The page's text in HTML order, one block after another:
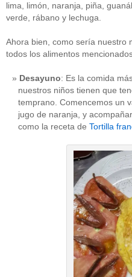
lima, limón, naranja, piña,
verde, rábano y lechuga.
Ahora bien, como sería nuestro
todos los alimentos
Desayuno: Es la comida
nuestros niños tienen que
temprano. Comencemos un
jugo de naranja, y
como la receta de Tortilla